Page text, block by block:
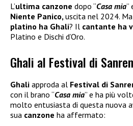
L’ultima canzone dopo “Casa mia”
Niente Panico, uscita nel 2024. Ma
platino ha Ghali? Il cantante ha
Platino e Dischi d’Oro.
Ghali al Festival di
Ghali approda al Festival di
con il brano “Casa mia” e ha più
molto entusiasta di questa nuova
sua canzone ha affermato: